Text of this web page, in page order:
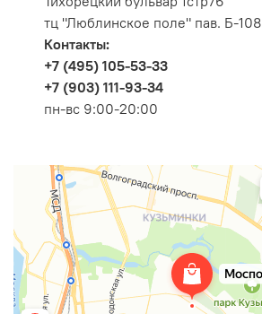
тц "Люблинское поле" пав. Б-108
Контакты:
+7 (495) 105-53-33
+7 (903) 111-93-34
пн-вс 9:00-20:00